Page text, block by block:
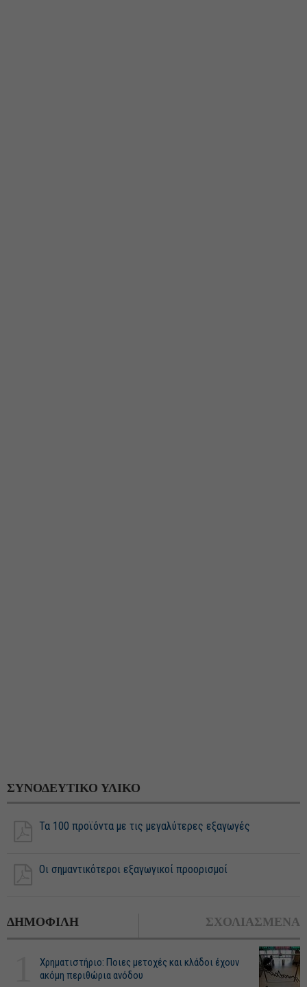
ΣΥΝΟΔΕΥΤΙΚΟ ΥΛΙΚΟ
Τα 100 προϊόντα με τις μεγαλύτερες εξαγωγές
Οι σημαντικότεροι εξαγωγικοί προορισμοί
ΔΗΜΟΦΙΛΗ ΣΧΟΛΙΑΣΜΕΝΑ
Χρηματιστήριο: Ποιες μετοχές και κλάδοι έχουν
ακόμη περιθώρια ανόδου